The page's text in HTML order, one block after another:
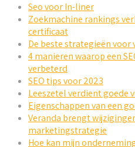
Seo voor In-liner
Zoekmachine rankings
certificaat
De beste strategieën
4 manieren waarop een
verbeterd
SEO tips voor 2023
Leeszetel verdient goede
Eigenschappen van een
Veranda brengt
marketingstrategie
Hoe kan mijn